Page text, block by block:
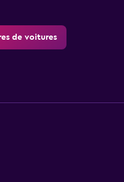
de voitures